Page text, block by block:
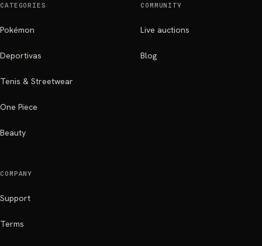
CATEGORIES
Pokémon
Deportivas
Tenis & Streetwear
One Piece
Beauty
COMMUNITY
Live auctions
Blog
COMPANY
Support
Terms